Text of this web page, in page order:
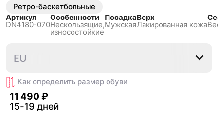
Ретро-баскетбольные
Артикул
DN4180-070
Особенности
Нескользящиe,
износостойкие
Посадка
Мужская
Верх
Лакированная кожа
42.5
EU
Как определить размер обуви
11 490 ₽
15-19 дней